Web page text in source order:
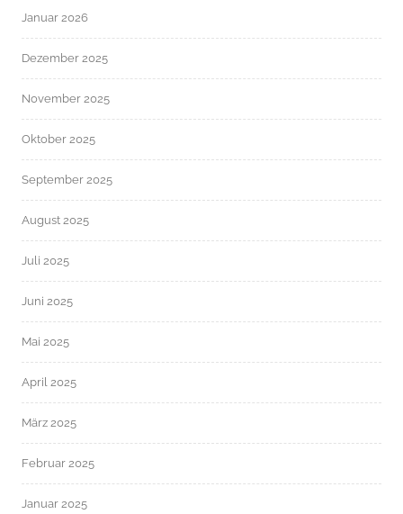
Januar 2026
Dezember 2025
November 2025
Oktober 2025
September 2025
August 2025
Juli 2025
Juni 2025
Mai 2025
April 2025
März 2025
Februar 2025
Januar 2025